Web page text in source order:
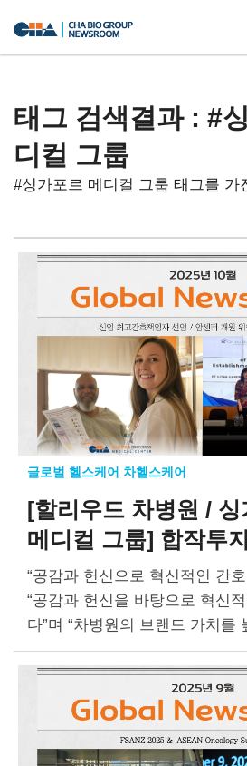
태그 검색결과 : #
디컬 그룹
#싱가포르 메디컬 그룹 태그를 가
글로벌 헬스케어 차헬스케어
[할리우드 차병원 / 싱
메디컬 그룹] 합작투
동남아시아 환자의
높여
“공감과 헌신으로 혁신적인 간
“공감과 헌신을 바탕으로 혁신
다”며 “차병원의 브랜드 가치를
준의 간호 서비스를 제공하겠다
드 차병원은 국내 유일의 해외